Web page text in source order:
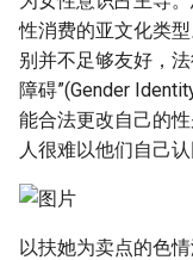
性消费的亚文化类
别并不足够友好，
障碍”(Gender
能合法更改自己的
人很难以他们自己
以扶她为卖点的色